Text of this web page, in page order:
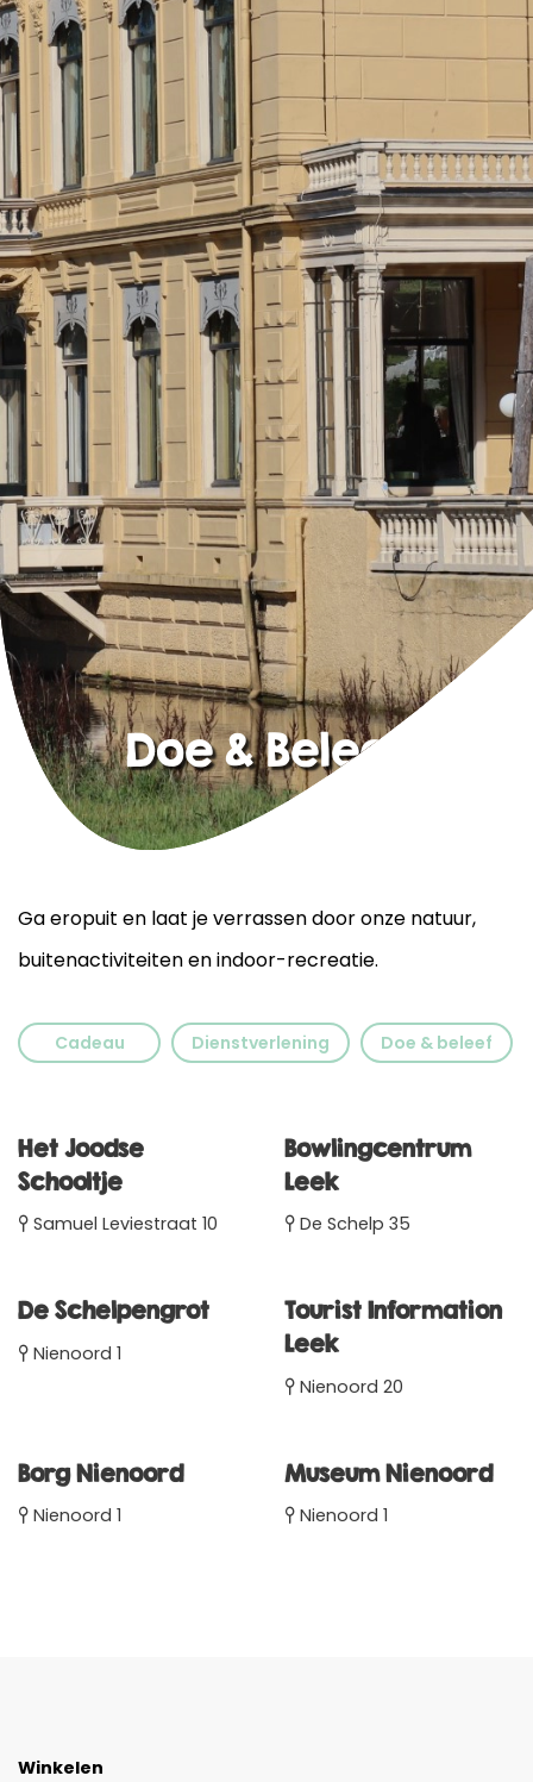
Doe & Beleef
Ga eropuit en laat je verrassen door onze natuur,
buitenactiviteiten en indoor-recreatie.
Cadeau Dienstverlening Doe & beleef
Het Joodse
Schooltje
Samuel Leviestraat 10
Bowlingcentrum
Leek
De Schelp 35
De Schelpengrot
Nienoord 1
Tourist Information
Leek
Nienoord 20
Borg Nienoord
Nienoord 1
Museum Nienoord
Nienoord 1
Winkelen